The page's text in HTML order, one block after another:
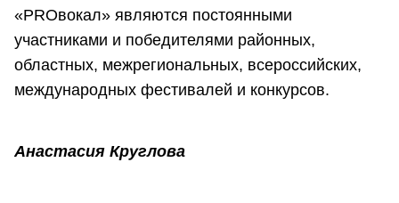
«PROвокал» являются постоянными
участниками и победителями районных,
областных, межрегиональных, всероссийских,
международных фестивалей и конкурсов.
Анастасия Круглова